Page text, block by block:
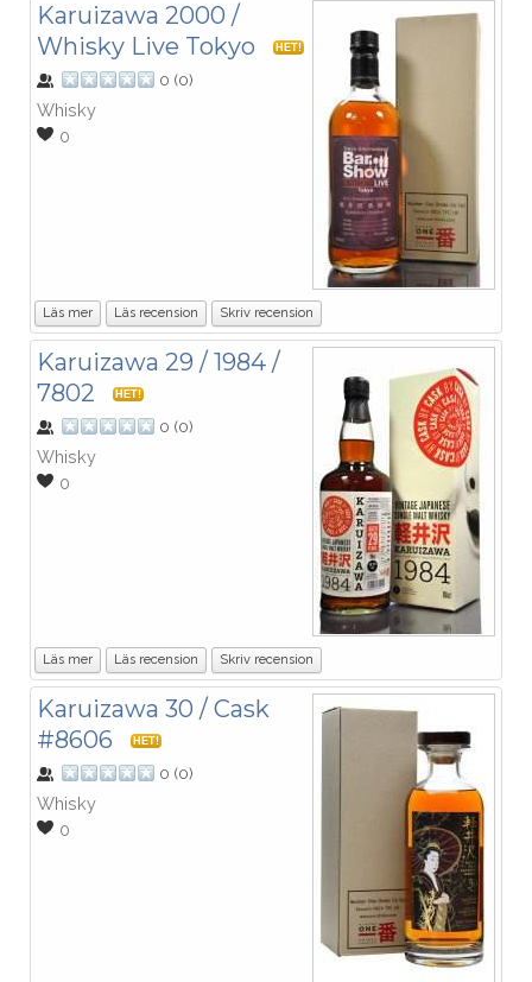
Karuizawa 2000 /
Whisky Live Tokyo
HET!
0 (0)
Whisky
0
Läs mer Läs recension Skriv recension
Karuizawa 29 / 1984 /
7802
HET!
0 (0)
Whisky
0
Läs mer Läs recension Skriv recension
Karuizawa 30 / Cask
#8606
HET!
0 (0)
Whisky
0